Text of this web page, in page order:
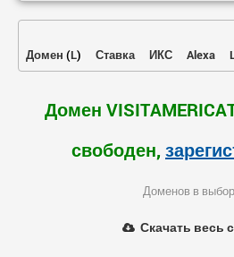
Домен (L) Ставка ИКС Alexa
Домен
свободен,
Доменов в
Скачать весь